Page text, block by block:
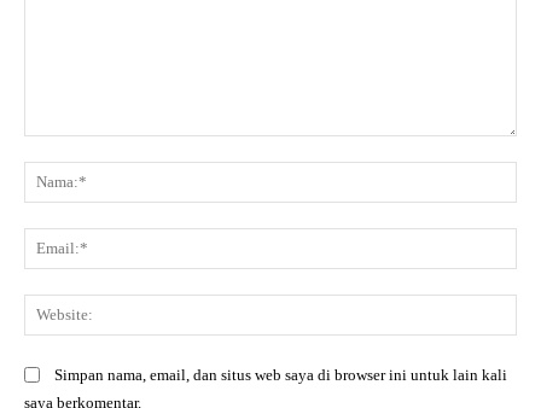
Simpan nama, email, dan situs web saya di browser ini untuk lain kali
saya berkomentar.